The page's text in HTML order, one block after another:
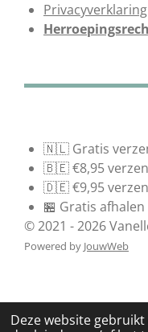
Deze website
Privacyverklaring
🇳🇱 Gratis
🇧🇪 €8,95
🇩🇪 €9,95
🏪 Gratis
© 2021 - 2026
Powered by JouwWeb